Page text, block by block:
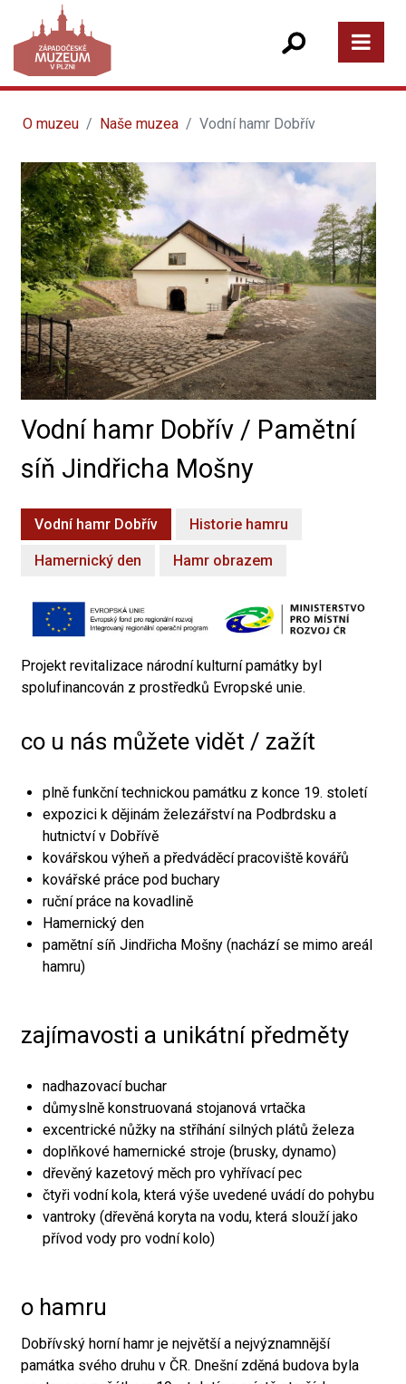
O muzeu Naše muzea Vodní hamr Dobřív
Vodní hamr Dobřív / Pamětní
síň Jindřicha Mošny
Vodní hamr Dobřív Historie hamru
Hamernický den Hamr obrazem
Projekt revitalizace národní kulturní památky byl
spolufinancován z prostředků Evropské unie.
co u nás můžete vidět / zažít
plně funkční technickou památku z konce 19. století
expozici k dějinám železářství na Podbrdsku a
hutnictví v Dobřívě
kovářskou výheň a předváděcí pracoviště kovářů
kovářské práce pod buchary
ruční práce na kovadlině
Hamernický den
pamětní síň Jindřicha Mošny (nachází se mimo areál
hamru)
zajímavosti a unikátní předměty
nadhazovací buchar
důmyslně konstruovaná stojanová vrtačka
excentrické nůžky na stříhání silných plátů železa
doplňkové hamernické stroje (brusky, dynamo)
dřevěný kazetový měch pro vyhřívací pec
čtyři vodní kola, která výše uvedené uvádí do pohybu
vantroky (dřevěná koryta na vodu, která slouží jako
přívod vody pro vodní kolo)
o hamru
Dobřívský horní hamr je největší a nejvýznamnější
památka svého druhu v ČR. Dnešní zděná budova byla